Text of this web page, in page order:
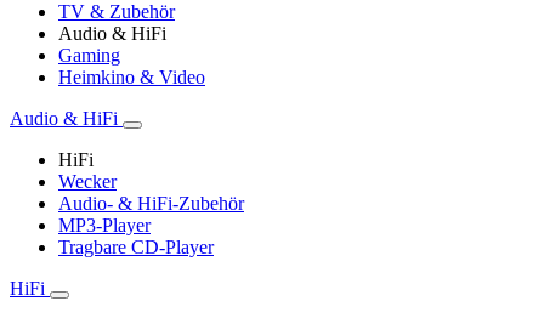
TV & Zubehör
Audio & HiFi
Gaming
Heimkino & Video
Audio & HiFi
HiFi
Wecker
Audio- & HiFi-Zubehör
MP3-Player
Tragbare CD-Player
HiFi